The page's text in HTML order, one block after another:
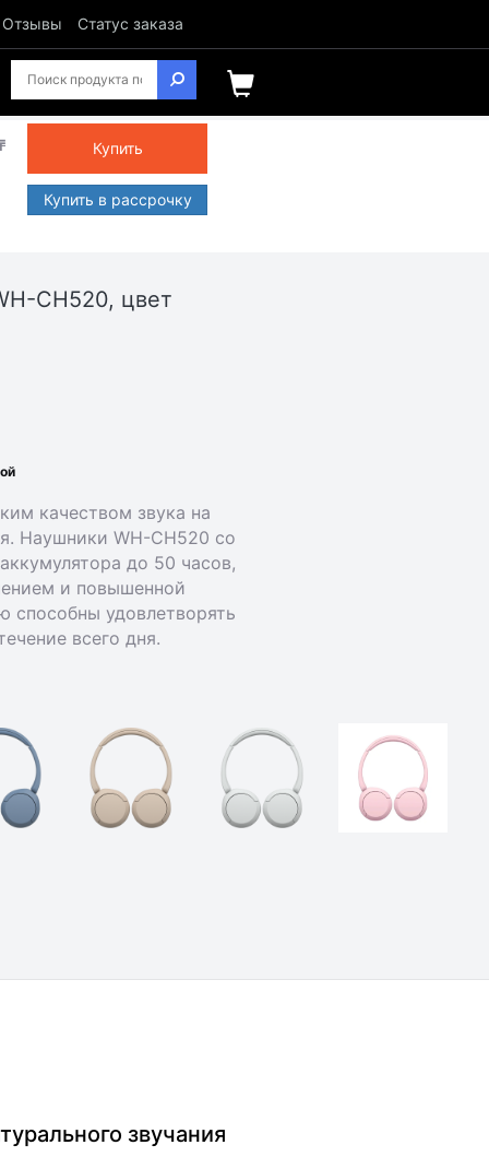
Отзывы Статус заказа
Купить
Купить в рассрочку
CH520, цвет
качеством звука на
Наушники WH-CH520 со
до 50 часов,
и повышенной
способны удовлетворять
всего дня.
звучания